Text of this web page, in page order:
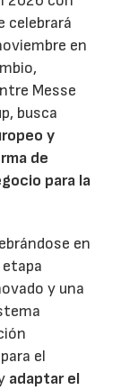
celebrará
en
Messe
busca
y
de
para la
en
y una
el
adaptar el